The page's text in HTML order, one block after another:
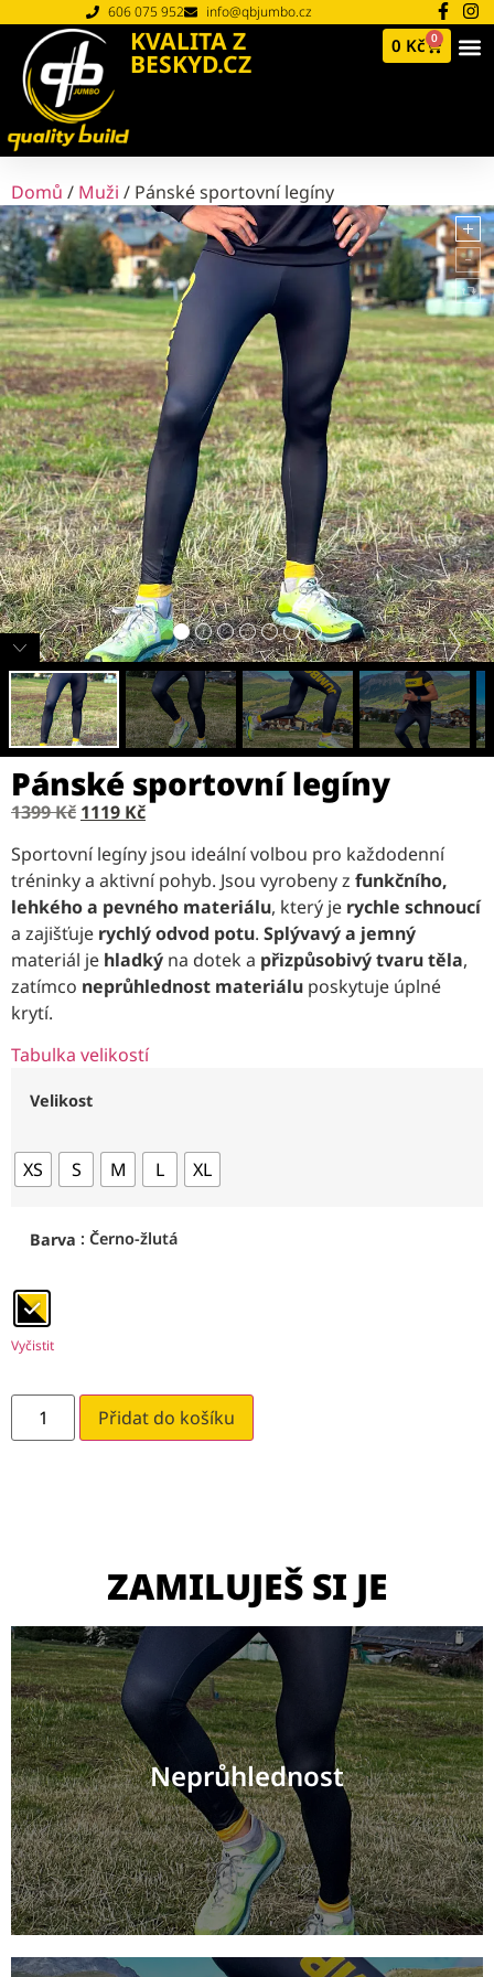
606 075 952 info@qbjumbo.cz
KVALITA Z
BESKYD.CZ
0 Kč 0
Domů / Muži / Pánské sportovní legíny
Pánské sportovní legíny
1399Kč 1119 Kč
Sportovní legíny jsou ideální volbou pro každodenní
tréninky a aktivní pohyb. Jsou vyrobeny z funkčního,
lehkéhoa pevného materiálu, který je rychle schnoucí
a zajišťuje rychlý odvod potu. Splývavýa jemný
materiál je hladký na dotek a přizpůsobivý tvaru těla,
zatímco neprůhlednost materiálu poskytuje úplné
krytí.
Tabulka velikostí
Velikost
XS S M L XL
Barva : Černo-žlutá
Vyčistit
Přidat do košíku
ZAMILUJEŠ SI JE
Neprůhlednost